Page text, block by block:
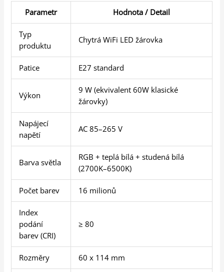
Parametr Hodnota / Detail
Typ
produktu
Chytrá WiFi LED žárovka
Patice E27 standard
Výkon
9 W (ekvivalent 60W klasické
žárovky)
Napájecí
napětí
AC 85–265 V
Barva světla
RGB + teplá bílá + studená bílá
(2700K–6500K)
Počet barev 16 milionů
Index
podání
barev (CRI)
≥ 80
Rozměry 60 x 114 mm